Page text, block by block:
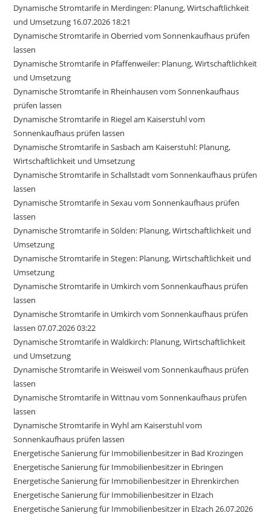
Dynamische Stromtarife in Merdingen: Planung, Wirtschaftlichkeit
und Umsetzung 16.07.2026 18:21
Dynamische Stromtarife in Oberried vom Sonnenkaufhaus prüfen
lassen
Dynamische Stromtarife in Pfaffenweiler: Planung, Wirtschaftlichkeit
und Umsetzung
Dynamische Stromtarife in Rheinhausen vom Sonnenkaufhaus
prüfen lassen
Dynamische Stromtarife in Riegel am Kaiserstuhl vom
Sonnenkaufhaus prüfen lassen
Dynamische Stromtarife in Sasbach am Kaiserstuhl: Planung,
Wirtschaftlichkeit und Umsetzung
Dynamische Stromtarife in Schallstadt vom Sonnenkaufhaus prüfen
lassen
Dynamische Stromtarife in Sexau vom Sonnenkaufhaus prüfen
lassen
Dynamische Stromtarife in Sölden: Planung, Wirtschaftlichkeit und
Umsetzung
Dynamische Stromtarife in Stegen: Planung, Wirtschaftlichkeit und
Umsetzung
Dynamische Stromtarife in Umkirch vom Sonnenkaufhaus prüfen
lassen
Dynamische Stromtarife in Umkirch vom Sonnenkaufhaus prüfen
lassen 07.07.2026 03:22
Dynamische Stromtarife in Waldkirch: Planung, Wirtschaftlichkeit
und Umsetzung
Dynamische Stromtarife in Weisweil vom Sonnenkaufhaus prüfen
lassen
Dynamische Stromtarife in Wittnau vom Sonnenkaufhaus prüfen
lassen
Dynamische Stromtarife in Wyhl am Kaiserstuhl vom
Sonnenkaufhaus prüfen lassen
Energetische Sanierung für Immobilienbesitzer in Bad Krozingen
Energetische Sanierung für Immobilienbesitzer in Ebringen
Energetische Sanierung für Immobilienbesitzer in Ehrenkirchen
Energetische Sanierung für Immobilienbesitzer in Elzach
Energetische Sanierung für Immobilienbesitzer in Elzach 26.07.2026